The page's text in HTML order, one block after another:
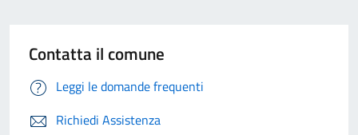
Contatta il comune
Leggi le domande frequenti
Richiedi Assistenza